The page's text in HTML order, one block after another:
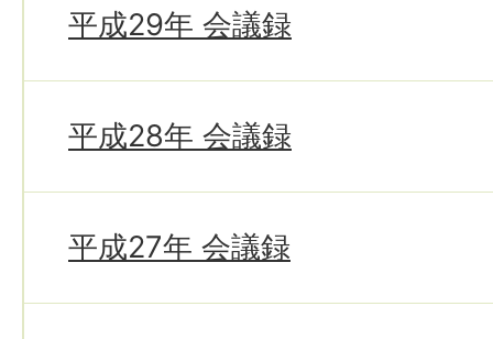
平成29年 会議録
平成28年 会議録
平成27年 会議録